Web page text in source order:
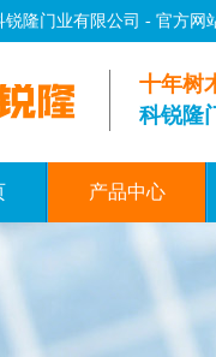
锐隆门业有限公司 - 官方网
十年树
科锐隆
产品中心